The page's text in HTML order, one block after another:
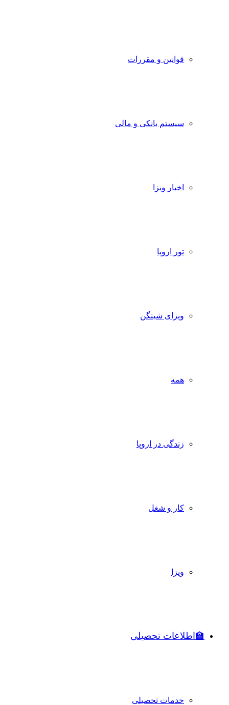
قوانین و مقررات
سیستم بانکی و مالی
اخبار ویزا
تور اروپا
ویزای شینگن
همه
زندگی در اروپا
کار و شغل
ویزا
🏫اطلاعات تحصیلی
خدمات تحصیلی